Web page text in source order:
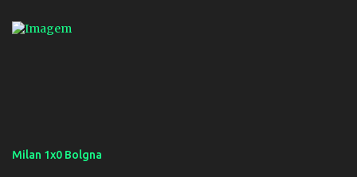
Milan 1x0 Bolgna